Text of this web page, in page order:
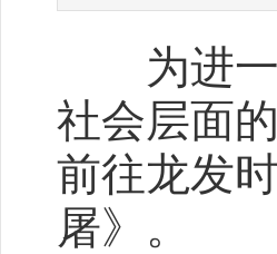
为进一
社会层面
前往龙发
屠》。